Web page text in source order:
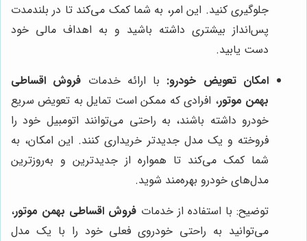
جلوگیری کنید. این امر، به شما کمک می‌کند تا در بلندمدت
پس‌انداز بیشتری داشته باشید و به اهداف مالی خود
دست یابید.
امکان تعویض خودرو: با ارائه خدمات فروش اقساطی
بهمن موتور، افرادی که ممکن است تمایل به تعویض سریع
خودرو داشته باشند، به راحتی می‌توانند اتومبیل خود را
فروخته و یک مدل جدیدتر خریداری کنند. این امکان، به
شما کمک می‌کند تا همواره از جدیدترین و به‌روزترین
مدل‌های خودرو بهره‌مند شوید.
توضیح: با استفاده از خدمات فروش اقساطی بهمن موتور،
می‌توانید به راحتی خودروی فعلی خود را با یک مدل